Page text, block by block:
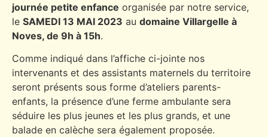
journée petite enfance organisée par notre service,
le SAMEDI 13 MAI 2023 au domaine Villargelle à
Noves, de 9h à 15h.
Comme indiqué dans l’affiche ci-jointe nos
intervenants et des assistants maternels du territoire
seront présents sous forme d’ateliers parents-
enfants, la présence d’une ferme ambulante sera
séduire les plus jeunes et les plus grands, et une
balade en calèche sera également proposée.